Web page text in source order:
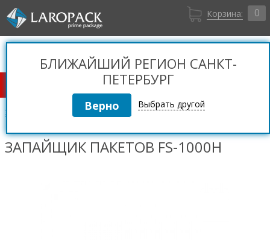
Корзина: 0
Санкт-Петербург
+7 (812) 309 36 06
Вход
Регистрация
КАТАЛОГ ТОВАРОВ
БЛИЖАЙШИЙ РЕГИОН САНКТ-
ПЕТЕРБУРГ
Выбрать другой
Запайщики для пакетов и пленки ЗАПАЙЩИК ПАКЕТОВ FS-1000H
ЗАПАЙЩИК ПАКЕТОВ FS-1000H